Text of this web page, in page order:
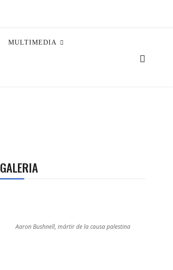
MULTIMEDIA
GALERIA
Aaron Bushnell, mártir de la causa palestina